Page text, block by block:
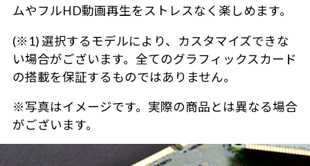
ムやフルHD動画再生をストレスなく楽しめます。
(※1) 選択するモデルにより、カスタマイズできな
い場合がございます。全てのグラフィックスカード
の搭載を保証するものではありません。
※写真はイメージです。実際の商品とは異なる場合
がございます。